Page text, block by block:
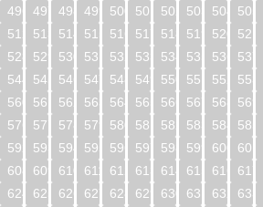
496
497 498 499 500 501 502 503 504 505
512
513 514 515 516 517 518 519 520 521
528
529 530 531 532 533 534 535 536 537
544
545 546 547 548 549 550 551 552 553
560
561 562 563 564 565 566 567 568 569
576
577 578 579 580 581 582 583 584 585
592
593 594 595 596 597 598 599 600 601
608
609 610 611 612 613 614 615 616 617
624
625 626 627 628 629 630 631 632 633